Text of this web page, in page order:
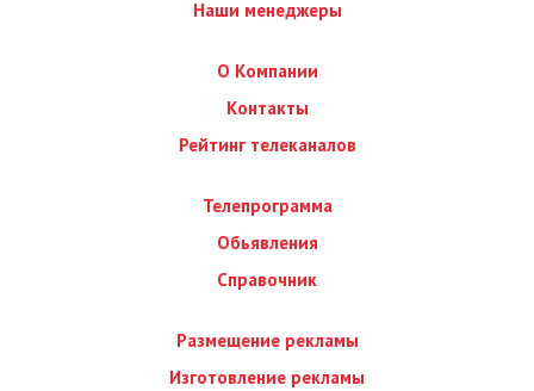
Наши менеджеры
О Компании
Контакты
Рейтинг телеканалов
Телепрограмма
Обьявления
Справочник
Размещение рекламы
Изготовление рекламы